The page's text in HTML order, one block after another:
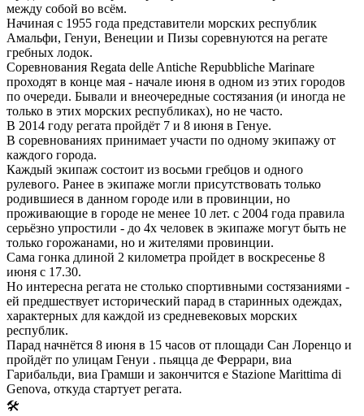
между собой во всём.
Начиная с 1955 года представители морских республик
Амальфи, Генуи, Венеции и Пизы соревнуются на регате
гребных лодок.
Соревнования Regata delle Antiche Repubbliche Marinare
проходят в конце мая - начале июня в одном из этих городов
по очереди. Бывали и внеочередные состязания (и иногда не
только в этих морских республиках), но не часто.
В 2014 году регата пройдёт 7 и 8 июня в Генуе.
В соревнованиях принимает участи по одному экипажу от
каждого города.
Каждый экипаж состоит из восьми гребцов и одного
рулевого. Ранее в экипаже могли присутствовать только
родившиеся в данном городе или в провинции, но
проживающие в городе не менее 10 лет. с 2004 года правила
серьёзно упростили - до 4х человек в экипаже могут быть не
только горожанами, но и жителями провинции.
Сама гонка длиной 2 километра пройдет в воскресенье 8
июня с 17.30.
Но интересна регата не столько спортивными состязаниями -
ей предшествует исторический парад в старинных одеждах,
характерных для каждой из средневековых морских
республик.
Парад начнётся 8 июня в 15 часов от площади Сан Лоренцо и
пройдёт по улицам Генуи . пьяцца де Феррари, виа
Гарибальди, виа Грамши и закончится e Stazione Marittima di
Genova, откуда стартует регата.
🛠